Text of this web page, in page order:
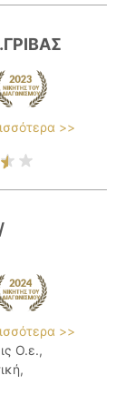
>>
>>
Ο.ε.,